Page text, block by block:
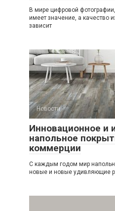
В мире цифровой
имеет значение, а качество
зависит
Новости
Инновационное и
напольное
коммерции
С каждым годом мир
новые и новые удивляющие